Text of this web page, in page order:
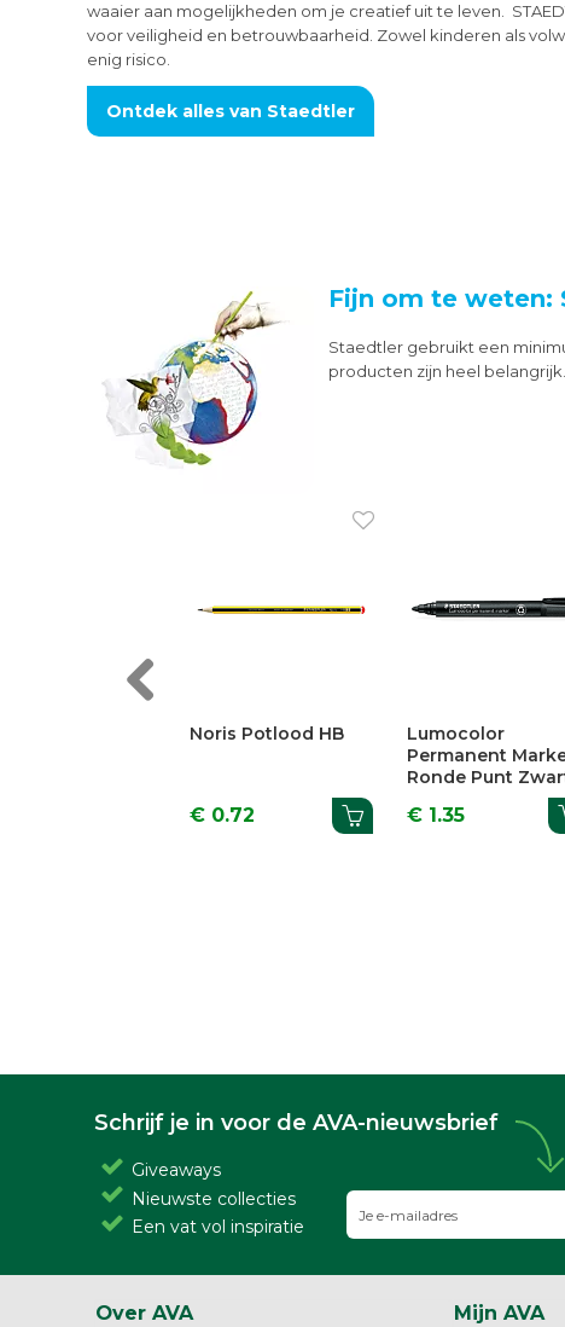
waaier aan mogelijkheden om je creatief uit te leven.
voor veiligheid en betrouwbaarheid. Zowel kinderen als
enig risico.
Ontdek alles van Staedtler
Fijn om te weten:
Staedtler gebruikt een
producten zijn heel belangrijk.
Mars Basic Passer
€ 9.99
Noris Potlood HB
Met Gom
€ 0.93
Schrijf je in voor de AVA-nieuwsbrief
Giveaways
Nieuwste collecties
Een vat vol inspiratie
Over AVA Mijn AVA